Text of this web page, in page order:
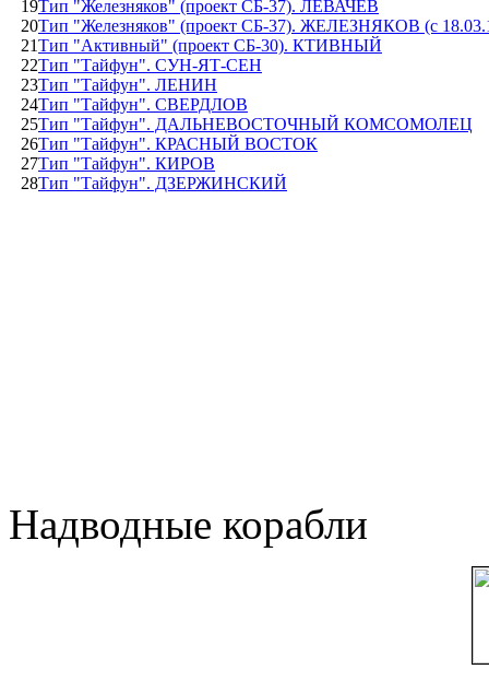
19Тип "Железняков" (проект СБ-37). ЛЕВАЧЕВ
20Тип "Железняков" (проект СБ-37). ЖЕЛЕЗНЯКОВ (с
21Тип "Активный" (проект СБ-30). КТИВНЫЙ
22Тип "Тайфун". СУН-ЯТ-СЕН
23Тип "Тайфун". ЛЕНИН
24Тип "Тайфун". СВЕРДЛОВ
25Тип "Тайфун". ДАЛЬНЕВОСТОЧНЫЙ КОМСОМОЛЕЦ
26Тип "Тайфун". КРАСНЫЙ ВОСТОК
27Тип "Тайфун". КИРОВ
28Тип "Тайфун". ДЗЕРЖИНСКИЙ
Надводные корабли